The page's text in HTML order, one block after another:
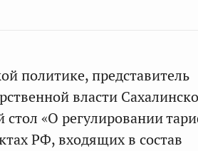
политике, представитель
власти
стол «О регулировании
РФ, входящих в состав